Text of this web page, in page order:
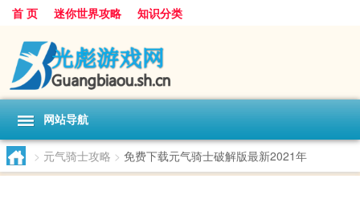
首 页 迷你世界攻略 知识分类
网站导航
> 元气骑士攻略 > 免费下载元气骑士破解版最新2021年